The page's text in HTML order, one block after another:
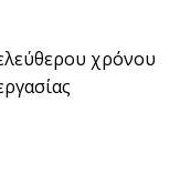
χρόνου